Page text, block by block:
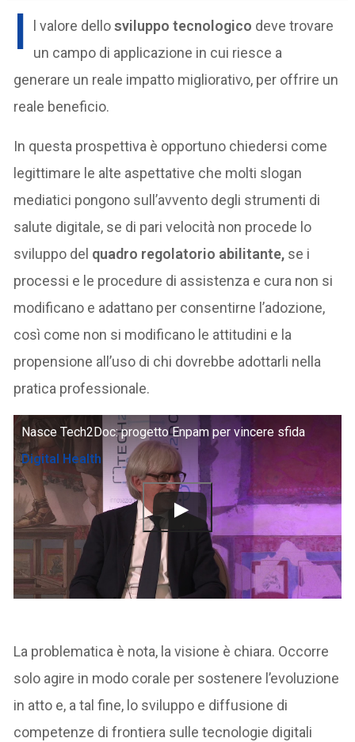
I l valore dellosviluppo tecnologico deve trovare
un campo di applicazione in cui riesce a
generare un reale impatto migliorativo, per offrire un
reale beneficio.
In questa prospettiva è opportuno chiedersi come
legittimare le alte aspettative che molti slogan
mediatici pongono sull’avvento degli strumenti di
salute digitale, se di pari velocità non procede lo
sviluppo del quadro regolatorio abilitante, se i
processi e le procedure di assistenza e cura non si
modificano e adattano per consentirne l’adozione,
così come non si modificano le attitudini e la
propensione all’uso di chi dovrebbe adottarli nella
pratica professionale.
Nasce Tech2Doc: progetto Enpam per vincere sfida
Digital Health
La problematica è nota, la visione è chiara. Occorre
solo agire in modo corale per sostenere l’evoluzione
in atto e, a tal fine, lo sviluppo e diffusione di
competenze di frontiera sulle tecnologie digitali